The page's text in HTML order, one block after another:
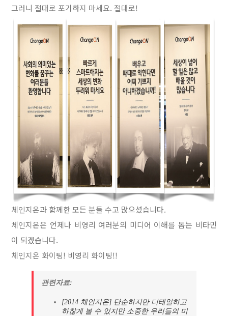
그러니 절대로 포기하지 마세요. 절대로!
체인지온과 함께한 모든 분들 수고 많으셨습니다.
체인지온은 언제나 비영리 여러분의 미디어 이해를 돕는 비타민
이 되겠습니다.
체인지온 화이팅! 비영리 화이팅!!
관련자료:
[2014 체인지온] 단순하지만 디테일하고
하찮게 볼 수 있지만 소중한 우리들의 미